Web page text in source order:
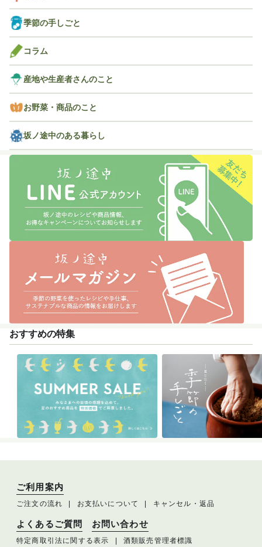
季節の手しごと
コラム
産地や生産者さんのこと
お野菜・商品のこと
坂ノ途中のある暮らし
おすすめの特集
ご利用案内
ご注文の流れ お支払いについて キャンセル・返品
よくあるご質問 お問い合わせ
特定商取引法に関する表示 酒類販売管理者標識